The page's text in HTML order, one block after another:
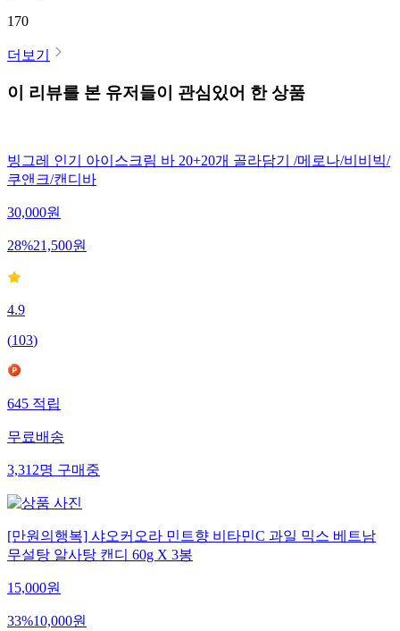
170
더보기
이 리뷰를 본 유저들이 관심있어 한 상품
빙그레 인기 아이스크림 바 20+20개 골라담기 /메로나/비비빅/
쿠앤크/캔디바
30,000원
28%21,500원
4.9
(103)
645 적립
무료배송
3,312명 구매중
[만원의행복] 샤오커오라 민트향 비타민C 과일 믹스 베트남
무설탕 알사탕 캔디 60g X 3봉
15,000원
33%10,000원